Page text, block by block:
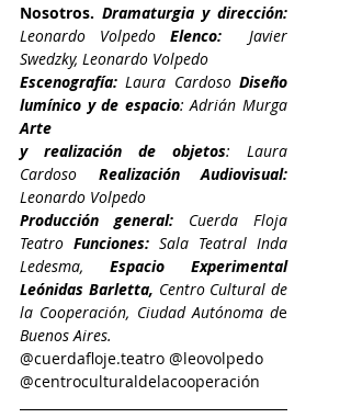
Nosotros. Dramaturgia y dirección:
Leonardo Volpedo Elenco:
Javier
Swedzky, Leonardo Volpedo
Escenografía: Laura Cardoso Diseño
lumínico y de espacio
Arte
y realización de objetos: Laura
Cardoso Realización Audiovisual:
Leonardo Volpedo
Producción general: Cuerda Floja
Teatro Funciones: Sala Teatral Inda
Ledesma, Espacio Experimental
Leónidas Barletta, Centro Cultural de
la Cooperación, Ciudad Autónoma d
Buenos Aires.
@cuerdafloje.teatro @leovolpedo
@centroculturaldelacooperación